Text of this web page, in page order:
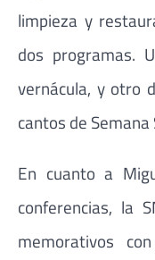
limpieza y
dos programas.
vernácula, y otro
cantos de
En cuanto a
conferencias, la
memorativos